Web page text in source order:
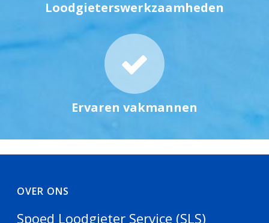
Loodgieterswerkzaamheden
Ervaren vakmannen
OVER ONS
Spoed Loodgieter Service (SLS)